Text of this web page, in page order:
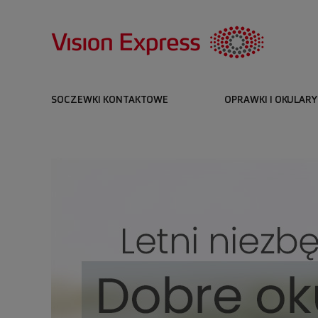
SOCZEWKI KONTAKTOWE OPRAWKI I